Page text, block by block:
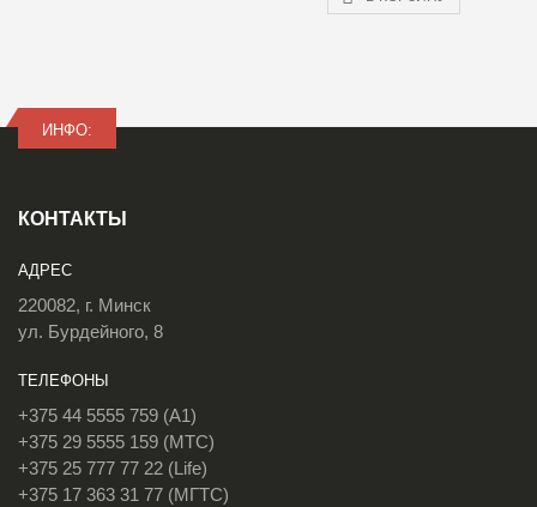
ИНФО:
КОНТАКТЫ
АДРЕС
220082, г. Минск
ул. Бурдейного, 8
ТЕЛЕФОНЫ
+375 44 5555 759 (A1)
+375 29 5555 159 (МТС)
+375 25 777 77 22 (Life)
+375 17 363 31 77 (МГТС)